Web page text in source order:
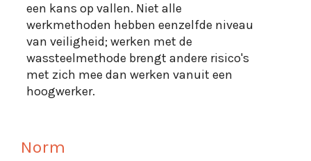
een kans op vallen. Niet alle
werkmethoden hebben eenzelfde niveau
van veiligheid; werken met de
wassteelmethode brengt andere risico's
met zich mee dan werken vanuit een
Norm